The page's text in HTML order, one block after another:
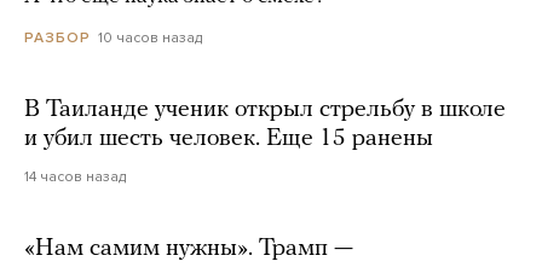
РАЗБОР 10 часов назад
В Таиланде ученик открыл стрельбу в школе
и убил шесть человек. Еще 15 ранены
14 часов назад
«Нам самим нужны». Трамп —